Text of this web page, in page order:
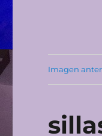
Imagen